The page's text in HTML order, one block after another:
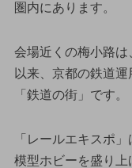
圏内にあります。
会場近くの梅小路
以来、京都の鉄道
「鉄道の街」です。
「レールエキスポ
模型ホビーを盛り上